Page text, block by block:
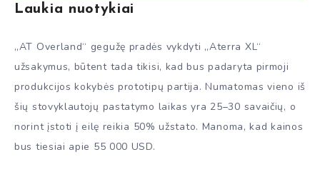
Laukia nuotykiai
„AT Overland“ gegužę pradės vykdyti „Aterra XL“
užsakymus, būtent tada tikisi, kad bus padaryta pirmoji
produkcijos kokybės prototipų partija. Numatomas vieno iš
šių stovyklautojų pastatymo laikas yra 25–30 savaičių, o
norint įstoti į eilę reikia 50% užstato. Manoma, kad kainos
bus tiesiai apie 55 000 USD.